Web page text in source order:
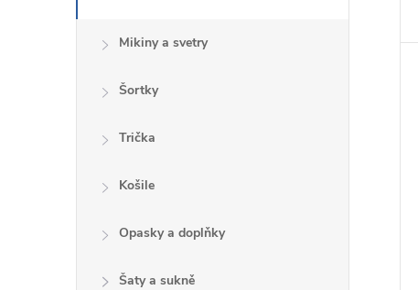
Mikiny a svetry
Šortky
Trička
Košile
Opasky a doplňky
Šaty a sukně